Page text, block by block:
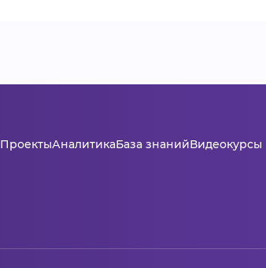
ПроектыАналитикаБаза знанийВидеокурсы